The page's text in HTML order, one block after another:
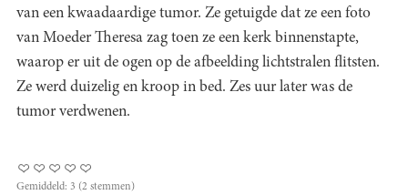
van een kwaadaardige tumor. Ze getuigde dat ze een foto
van Moeder Theresa zag toen ze een kerk binnenstapte,
waarop er uit de ogen op de afbeelding lichtstralen flitsten.
Ze werd duizelig en kroop in bed. Zes uur later was de
tumor verdwenen.
Gemiddeld: 3 (2 stemmen)